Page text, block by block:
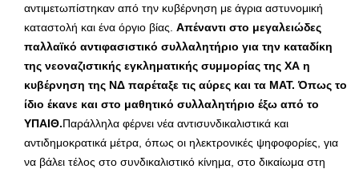
αντιμετωπίστηκαν από την κυβέρνηση με άγρια αστυνομική
καταστολή και ένα όργιο βίας. Απέναντι στο μεγαλειώδες
παλλαϊκό αντιφασιστικό συλλαλητήριο για την καταδίκη
της νεοναζιστικής εγκληματικής συμμορίας της ΧΑ η
κυβέρνηση της ΝΔ παρέταξε τις αύρες και τα ΜΑΤ. Όπως το
ίδιο έκανε και στο μαθητικό συλλαλητήριο έξω από το
ΥΠΑΙΘ.Παράλληλα φέρνει νέα αντισυνδικαλιστικά και
αντιδημοκρατικά μέτρα, όπως οι ηλεκτρονικές ψηφοφορίες, για
να βάλει τέλος στο συνδικαλιστικό κίνημα, στο δικαίωμα στη